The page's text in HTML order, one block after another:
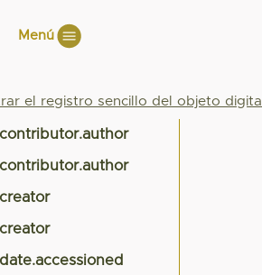
Menú
el registro sencillo del objeto digital